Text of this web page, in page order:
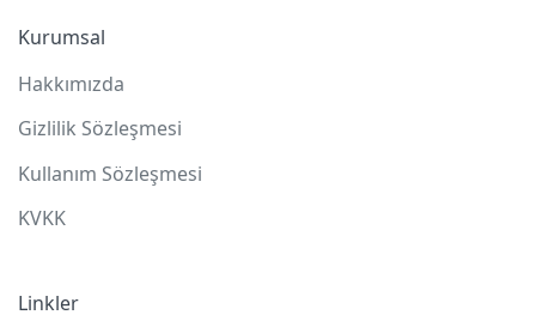
Kurumsal
Hakkımızda
Gizlilik Sözleşmesi
Kullanım Sözleşmesi
KVKK
Linkler